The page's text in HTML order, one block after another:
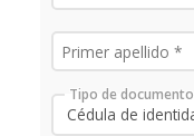
Tipo de documento